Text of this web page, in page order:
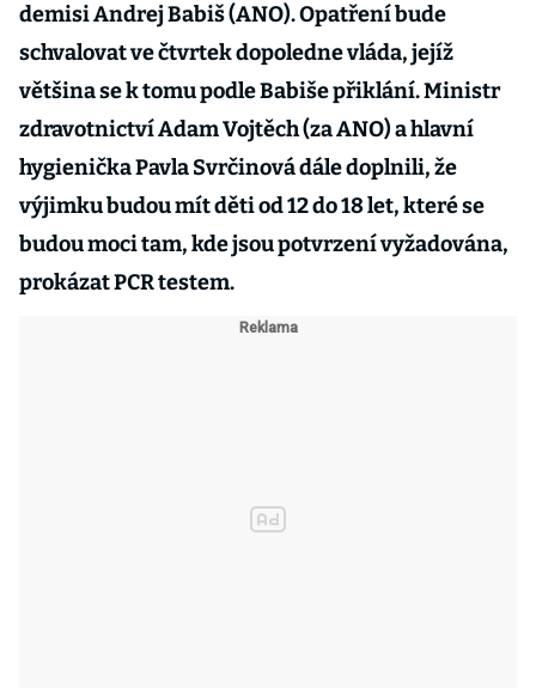
demisi Andrej Babiš (ANO). Opatření bude
schvalovat ve čtvrtek dopoledne vláda, jejíž
většina se k tomu podle Babiše přiklání. Ministr
zdravotnictví Adam Vojtěch (za ANO) a hlavní
hygienička Pavla Svrčinová dále doplnili, že
výjimku budou mít děti od 12 do 18 let, které se
budou moci tam, kde jsou potvrzení vyžadována,
prokázat PCR testem.